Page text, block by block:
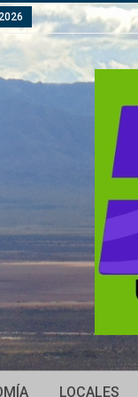
LOCALES